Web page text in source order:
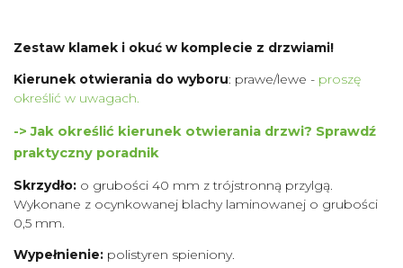
Zestaw klamek i okuć w komplecie z drzwiami!
Kierunek otwierania do wyboru: prawe/lewe - proszę
określić w uwagach.
-> Jak określić kierunek otwierania drzwi? Sprawdź
praktyczny poradnik
Skrzydło: o grubości 40 mm z trójstronną przylgą.
Wykonane z ocynkowanej blachy laminowanej o grubości
0,5 mm.
Wypełnienie: polistyren spieniony.